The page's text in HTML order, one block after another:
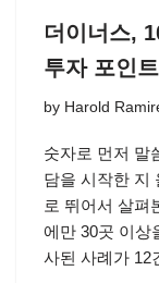
더이너스,
투자 포인트
by Harold
숫자로 먼저 말
담을 시작한 지
로 뛰어서 살펴
에만 30곳 이상
사된 사례가 12